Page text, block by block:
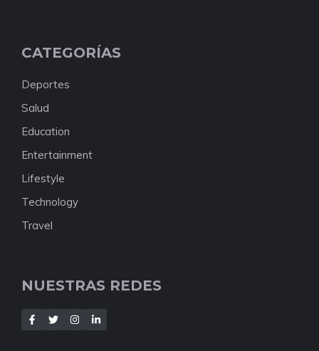
CATEGORÍAS
Deportes
Salud
Education
Entertainment
Lifestyle
Technology
Travel
NUESTRAS REDES